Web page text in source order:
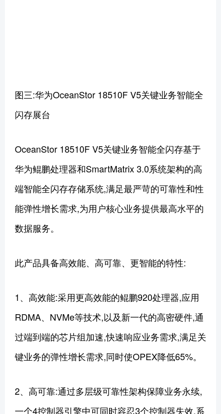
图三:华为OceanStor 18510F V5关键业务智能全
闪存展台
OceanStor 18510F V5关键业务智能全闪存基于
华为鲲鹏处理器和SmartMatrix 3.0系统架构的高
端智能全闪存存储系统,满足最严苛的可靠性和性
能弹性增长需求,为用户核心业务提供最高水平的
数据服务。
此产品具备高效能、高可靠、更智能的特性:
1、高效能:采用更高效能的鲲鹏920处理器,应用
RDMA、NVMe等技术,以及新一代的高密硬件,通
过端到端的芯片组加速,快速响应业务需求,满足关
键业务的弹性增长需求,同时使OPEX降低65%。
2、高可靠:通过多层级可靠性架构保障业务永续,
一个4控制器引擎中可同时容忍3个控制器失效,系